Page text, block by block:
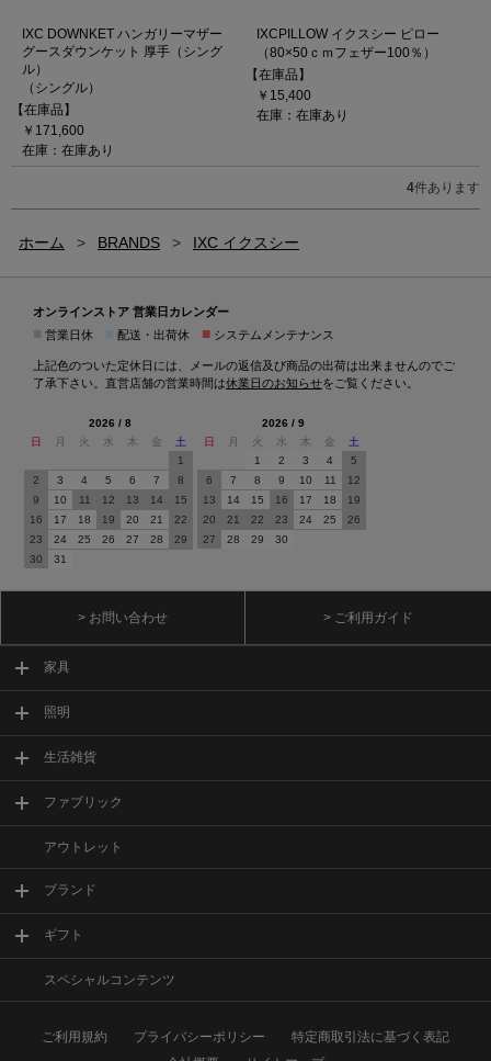
IXC DOWNKET ハンガリーマザー
グースダウンケット 厚手（シング
ル）
（シングル）
【在庫品】
￥171,600
在庫：在庫あり
IXCPILLOW イクスシー ピロー
（80×50ｃｍフェザー100％）
【在庫品】
￥15,400
在庫：在庫あり
4件あります
ホーム > BRANDS > IXC イクスシー
オンラインストア 営業日カレンダー
営業日休 配送・出荷休 ■ システムメンテナンス
上記色のついた定休日には、メールの返信及び商品の出荷は出来ませんのでご
了承下さい。直営店舗の営業時間は休業日のお知らせをご覧ください。
2026 / 8
日
月 火 水 木 金
土
1
2
3 4 5 6 7
8
9
10 11 12 13 14
15
16
17 18 19 20 21
22
23
24 25 26 27 28
29
30
31
2026 / 9
日
月 火 水 木 金
土
1
2 3 4
5
6
7 8 9 10 11
12
13
14 15 16 17 18
19
20
21 22 23 24 25
26
27
28 29 30
> お問い合わせ > ご利用ガイド
家具
照明
生活雑貨
ファブリック
アウトレット
ブランド
ギフト
スペシャルコンテンツ
ご利用規約 プライバシーポリシー
特定商取引法に基づく表記